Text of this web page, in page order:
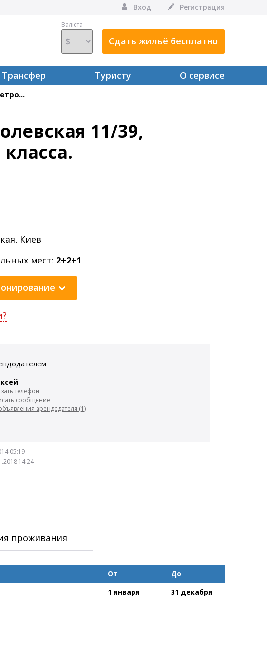
Вход Регистрация
Валюта
Сдать жильё бесплатно
Трансфер Туристу О сервисе
11/39,
Киев
мест: 2+2+1
телефон
сообщение
арендодателя (1)
05:19
14:24
проживания
От
До
1 января 31 декабря